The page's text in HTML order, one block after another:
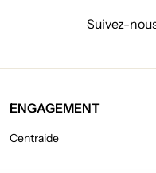
Suivez-
ENGAGEMENT
Centraide